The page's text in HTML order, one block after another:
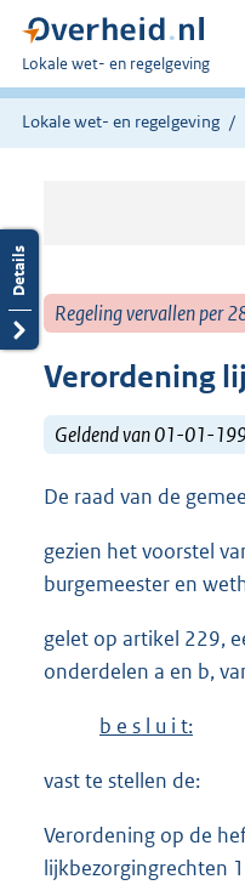
U
bent
hier:
Lokale wet- en regelgeving
Lokale wet- en regelgeving
Regeling vervallen per
Verordening
Geldend van 01-01-
De raad van de
gezien het voorstel
burgemeester en
gelet op artikel 229,
onderdelen a en b,
b e s l u i t:
vast te stellen de:
Verordening op de
lijkbezorgingrechten